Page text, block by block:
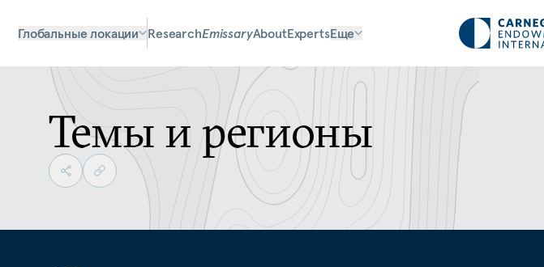
Глобальные локации ResearchEmissaryAboutExpertsЕще
Темы и регионы